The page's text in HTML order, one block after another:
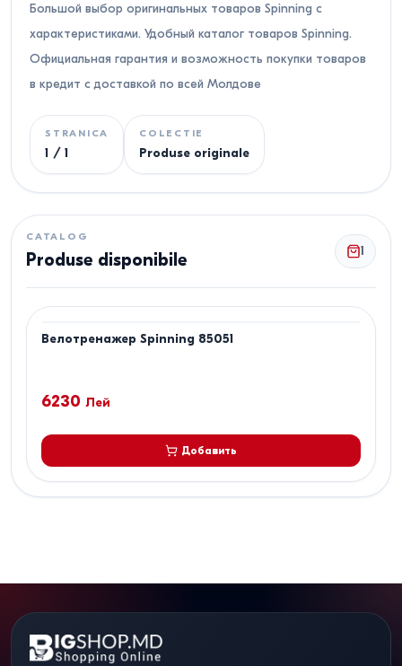
Большой выбор оригинальных товаров Spinning с
характеристиками. Удобный каталог товаров Spinning.
Официальная гарантия и возможность покупки товаров
в кредит с доставкой по всей Молдове
STRANICA
1 / 1
COLECTIE
Produse originale
CATALOG
Produse disponibile 1
Велотренажер Spinning 85051
6230 Лей
Добавить